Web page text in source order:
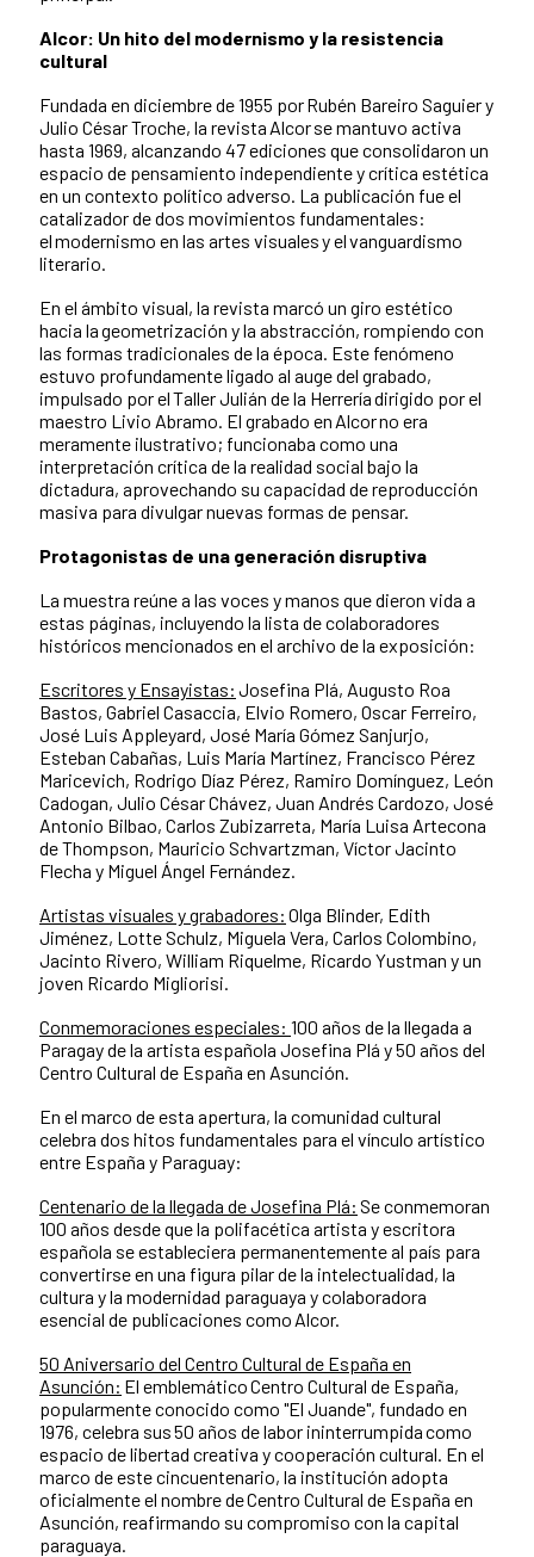
Alcor: Un hito del modernismo y la resistencia
cultural
Fundada en diciembre de 1955 por Rubén Bareiro Saguier y
Julio César Troche, la revista Alcor se mantuvo activa
hasta 1969, alcanzando 47 ediciones que consolidaron un
espacio de pensamiento independiente y crítica estética
en un contexto político adverso. La publicación fue el
catalizador de dos movimientos fundamentales:
el modernismo en las artes visuales y el vanguardismo
literario.
En el ámbito visual, la revista marcó un giro estético
hacia la geometrización y la abstracción, rompiendo con
las formas tradicionales de la época. Este fenómeno
estuvo profundamente ligado al auge del grabado,
impulsado por el Taller Julián de la Herrería dirigido por el
maestro Livio Abramo. El grabado en Alcor no era
meramente ilustrativo; funcionaba como una
interpretación crítica de la realidad social bajo la
dictadura, aprovechando su capacidad de reproducción
masiva para divulgar nuevas formas de pensar.
Protagonistas de una generación disruptiva
La muestra reúne a las voces y manos que dieron vida a
estas páginas, incluyendo la lista de colaboradores
históricos mencionados en el archivo de la exposición:
Escritores y Ensayistas: Josefina Plá, Augusto Roa
Bastos, Gabriel Casaccia, Elvio Romero, Oscar Ferreiro,
José Luis Appleyard, José María Gómez Sanjurjo,
Esteban Cabañas, Luis María Martínez, Francisco Pérez
Maricevich, Rodrigo Díaz Pérez, Ramiro Domínguez, León
Cadogan, Julio César Chávez, Juan Andrés Cardozo, José
Antonio Bilbao, Carlos Zubizarreta, María Luisa Artecona
de Thompson, Mauricio Schvartzman, Víctor Jacinto
Flecha y Miguel Ángel Fernández.
Artistas visuales y grabadores: Olga Blinder, Edith
Jiménez, Lotte Schulz, Miguela Vera, Carlos Colombino,
Jacinto Rivero, William Riquelme, Ricardo Yustman y un
joven Ricardo Migliorisi.
Conmemoraciones especiales: 100 años de la llegada a
Paragay de la artista española Josefina Plá y 50 años del
Centro Cultural de España en Asunción.
En el marco de esta apertura, la comunidad cultural
celebra dos hitos fundamentales para el vínculo artístico
entre España y Paraguay:
Centenario de la llegada de Josefina Plá: Se conmemoran
100 años desde que la polifacética artista y escritora
española se estableciera permanentemente al país para
convertirse en una figura pilar de la intelectualidad, la
cultura y la modernidad paraguaya y colaboradora
esencial de publicaciones como Alcor.
50 Aniversario del Centro Cultural de España en
Asunción: El emblemático Centro Cultural de España,
popularmente conocido como "El Juande", fundado en
1976, celebra sus 50 años de labor ininterrumpida como
espacio de libertad creativa y cooperación cultural. En el
marco de este cincuentenario, la institución adopta
oficialmente el nombre de Centro Cultural de España en
Asunción, reafirmando su compromiso con la capital
paraguaya.